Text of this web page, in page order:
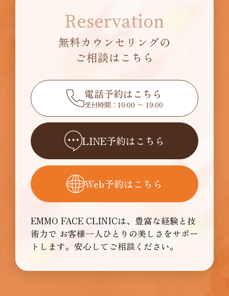
Reservation
無料カウンセリングの
ご相談はこちら
電話予約はこちら
受付時間：10:00 〜 19:00
LINE予約はこちら
Web予約はこちら
EMMO FACE CLINICは、豊富な経験と技
術力で お客様一人ひとりの美しさをサポー
トします。安心してご相談ください。